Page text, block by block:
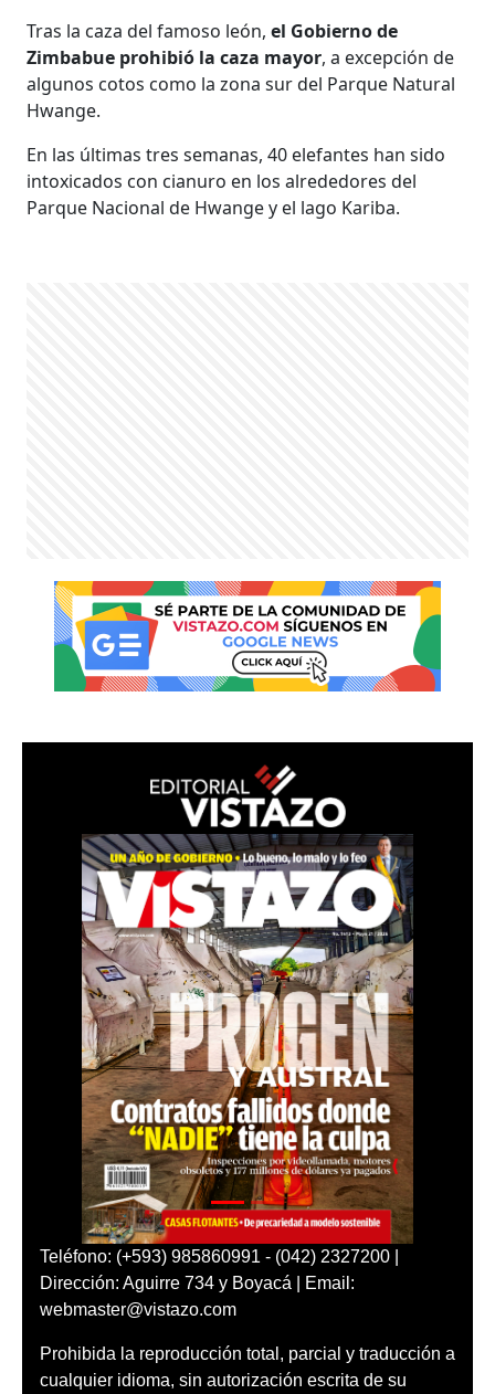
Tras la caza del famoso león, el Gobierno de
Zimbabue prohibió la caza mayor, a excepción de
algunos cotos como la zona sur del Parque Natural
Hwange.
En las últimas tres semanas, 40 elefantes han sido
intoxicados con cianuro en los alrededores del
Parque Nacional de Hwange y el lago Kariba.
Teléfono: (+593) 985860991 - (042) 2327200 |
Dirección: Aguirre 734 y Boyacá | Email:
webmaster@vistazo.com
Prohibida la reproducción total, parcial y traducción a
cualquier idioma, sin autorización escrita de su